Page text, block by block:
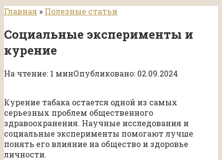
Главная » Полезные статьи
Социальные эксперименты и
курение
На чтение: 1 минОпубликовано: 02.09.2024
Курение табака остается одной из самых
серьезных проблем общественного
здравоохранения. Научные исследования и
социальные эксперименты помогают лучше
понять его влияние на общество и здоровье
личности.